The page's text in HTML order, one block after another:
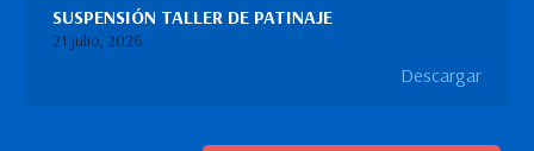
SUSPENSIÓN TALLER DE PATINAJE
21 julio, 2026
Descargar